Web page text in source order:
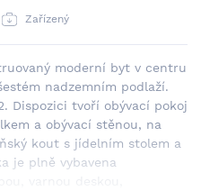
Zařízený
moderní byt v centru
nadzemním podlaží.
Dispozici tvoří obývací pokoj
a obývací stěnou, na
kout s jídelním stolem a
je plně vybavena